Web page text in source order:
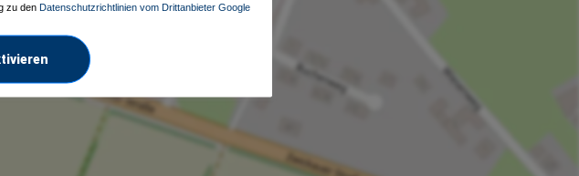
zu den Datenschutzrichtlinien vom Drittanbieter Google